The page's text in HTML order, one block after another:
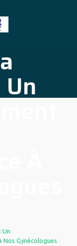
Un
Nos Gynécologues